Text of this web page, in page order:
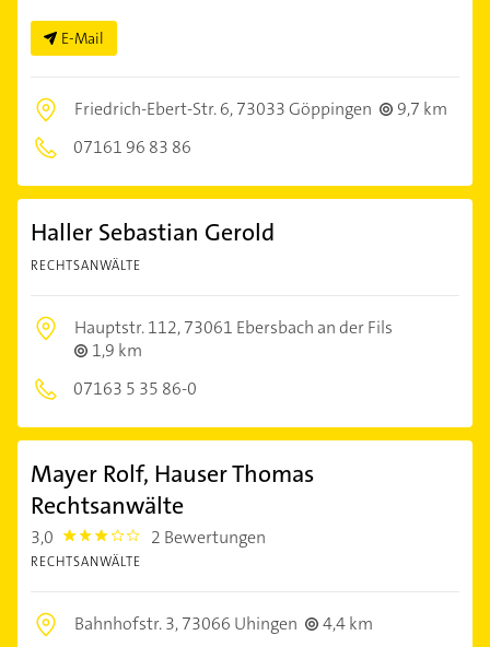
E-Mail
Friedrich-Ebert-Str. 6,73033 Göppingen
9,7 km
07161 96 83 86
Haller Sebastian Gerold
RECHTSANWÄLTE
Hauptstr. 112,73061 Ebersbach an der Fils
1,9 km
07163 5 35 86-0
Mayer Rolf, Hauser Thomas
Rechtsanwälte
3,0 3.0 2 Bewertungen
RECHTSANWÄLTE
Bahnhofstr. 3,73066 Uhingen
4,4 km